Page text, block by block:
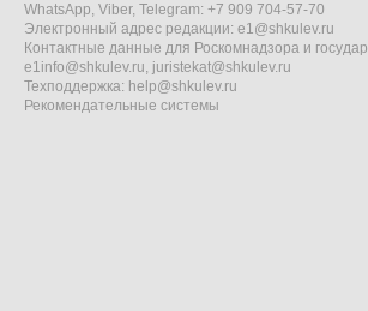
WhatsApp, Viber, Telegram: +7 909 704-57-70
Электронный адрес редакции: e1@shkulev.ru
Контактные данные для Роскомнадзора и
e1info@shkulev.ru, juristekat@shkulev.ru
Техподдержка: help@shkulev.ru
Рекомендательные системы